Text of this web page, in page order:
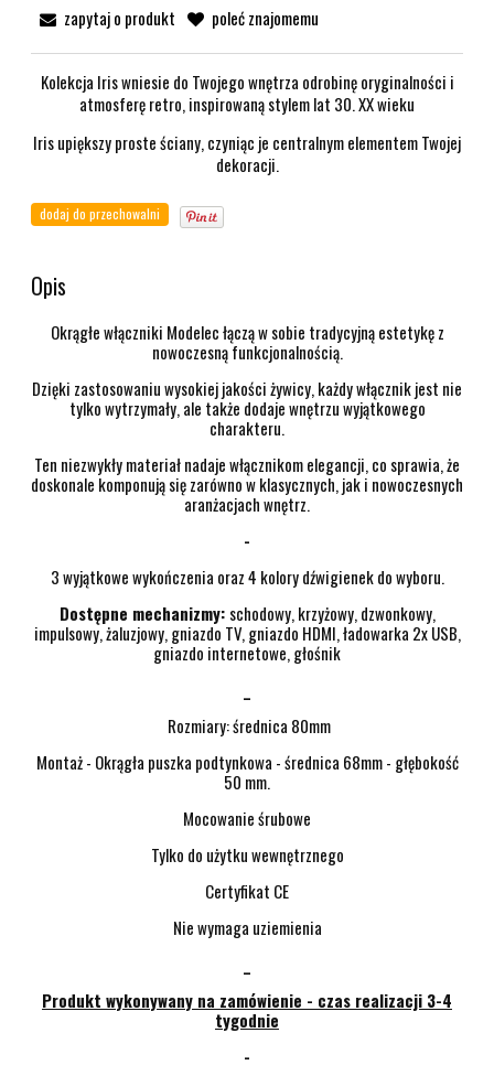
zapytaj o produkt poleć znajomemu
Kolekcja Iris wniesie do Twojego wnętrza odrobinę oryginalności i
atmosferę retro, inspirowaną stylem lat 30. XX wieku
Iris upiększy proste ściany, czyniąc je centralnym elementem Twojej
dekoracji.
dodaj do przechowalni
Opis
Okrągłe włączniki Modelec łączą w sobie tradycyjną estetykę z
nowoczesną funkcjonalnością.
Dzięki zastosowaniu wysokiej jakości żywicy, każdy włącznik jest nie
tylko wytrzymały, ale także dodaje wnętrzu wyjątkowego
charakteru.
Ten niezwykły materiał nadaje włącznikom elegancji, co sprawia, że
doskonale komponują się zarówno w klasycznych, jak i nowoczesnych
aranżacjach wnętrz.
-
3 wyjątkowe wykończenia oraz 4 kolory dźwigienek do wyboru.
Dostępne mechanizmy: schodowy, krzyżowy, dzwonkowy,
impulsowy, żaluzjowy, gniazdo TV, gniazdo HDMI, ładowarka 2x USB,
gniazdo internetowe, głośnik
Rozmiary: średnica 80mm
Montaż - Okrągła puszka podtynkowa - średnica 68mm - głębokość
50 mm.
Mocowanie śrubowe
Tylko do użytku wewnętrznego
Certyfikat CE
Nie wymaga uziemienia
Produkt wykonywany na zamówienie - czas realizacji 3-4
tygodnie
-